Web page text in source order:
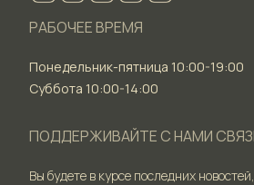
РАБОЧЕЕ ВРЕМЯ
Понедельник-пятница 10:00-19:00
Суббота 10:00-14:00
ПОДДЕРЖИВАЙТЕ С НАМИ
Вы будете в курсе последних